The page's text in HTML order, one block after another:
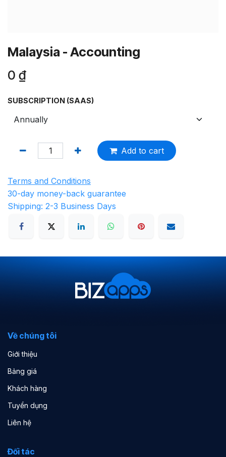
Malaysia - Accounting
0 ₫
SUBSCRIPTION (SAAS)
Add to cart
Terms and Conditions
30-day money-back guarantee
Shipping: 2-3 Business Days
Về chúng tôi
Giới thiệu
Bảng giá
Khách hàng
Tuyển dụng
Liên hệ
Đối tác